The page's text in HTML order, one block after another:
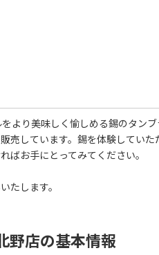
より美味しく愉しめる錫のタン
売しています。錫を体験していた
ばお手にとってみてください。
たします。
野店の基本情報